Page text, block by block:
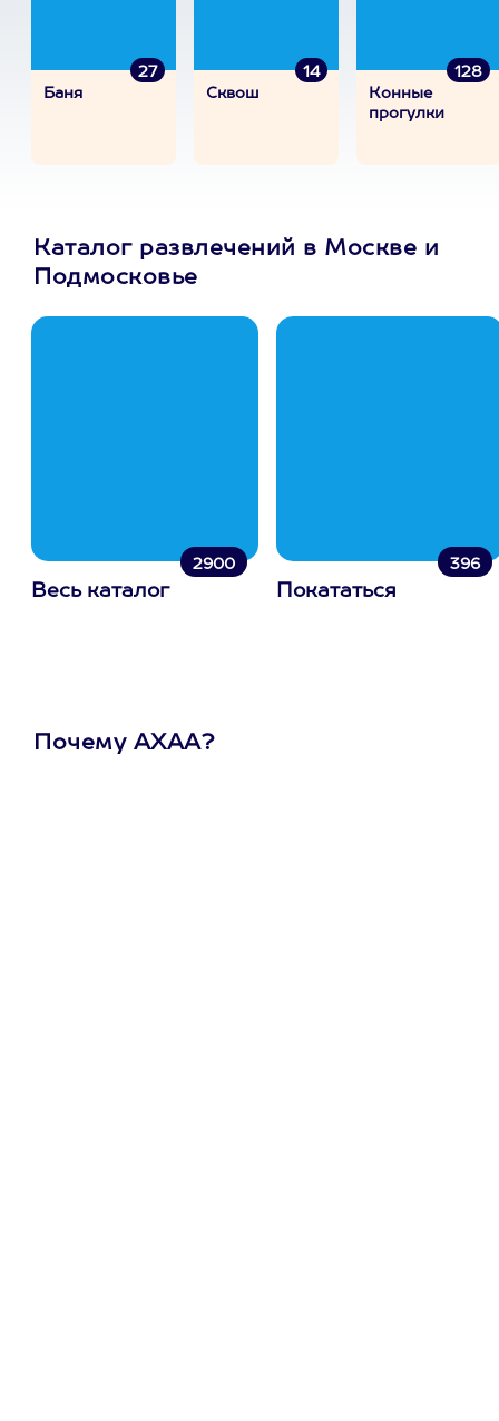
27
Баня
14
Сквош
128
Конные
прогулки
Каталог развлечений в Москве и
Подмосковье
2900
Весь каталог
396
Покататься
Почему АХАА?